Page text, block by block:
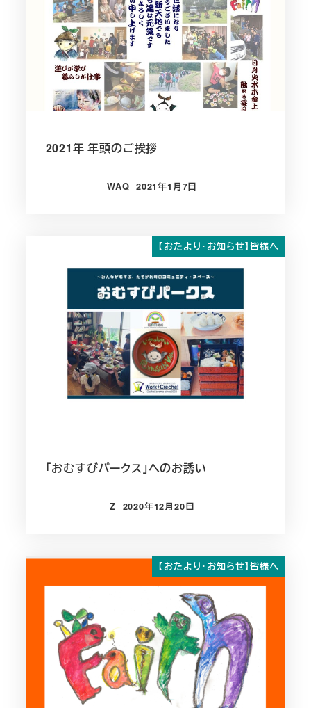
2021年 年頭のご挨拶
WAQ 投稿日
2021年1月7日
【おたより・お知らせ】皆様へ
「おむすびパークス」へのお誘い
Z 投稿日
2020年12月20日
【おたより・お知らせ】皆様へ